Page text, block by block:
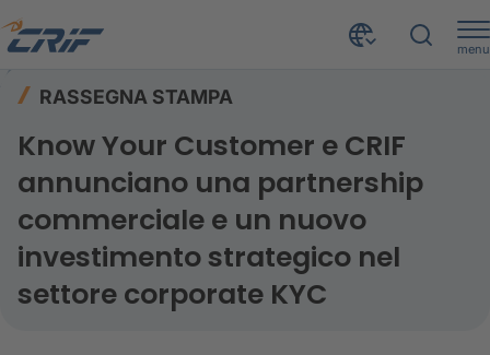
menu
RASSEGNA STAMPA
Know Your Customer e CRIF
annunciano una partnership
commerciale e un nuovo
investimento strategico nel
settore corporate KYC